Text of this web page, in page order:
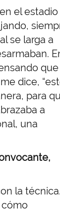
el estadio
se larga a
dice,
para
a
una
la técnica.
cómo